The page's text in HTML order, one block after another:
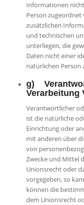
Informationen
Person
zusätzlichen
und technischen
unterliegen, die
Daten nicht einer
natürlichen Person
g)
Verarbeitung
Verantwortlicher
ist die natürliche
Einrichtung oder
mit anderen über
von
Zwecke und Mittel
Unionsrecht oder
vorgegeben, so
können die
dem Unionsrecht